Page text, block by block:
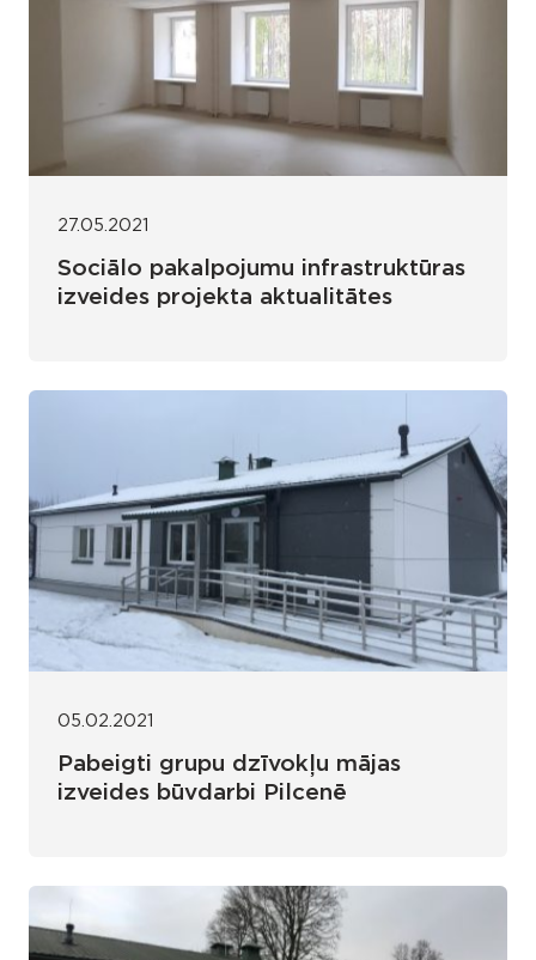
27.05.2021
Sociālo pakalpojumu infrastruktūras
izveides projekta aktualitātes
05.02.2021
Pabeigti grupu dzīvokļu mājas
izveides būvdarbi Pilcenē